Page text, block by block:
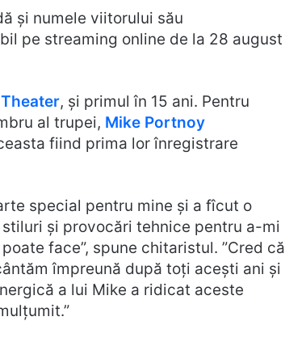
și numele viitorului său
pe streaming online de la 28 august
, și primul în 15 ani. Pentru
al trupei, Mike Portnoy
fiind prima lor înregistrare
special pentru mine și a fîcut o
și provocări tehnice pentru a-mi
face”, spune chitaristul. ”Cred că
împreună după toți acești ani și
a lui Mike a ridicat aceste